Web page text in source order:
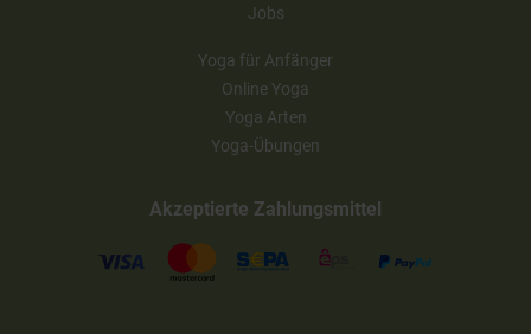
Jobs
Yoga für Anfänger
Online Yoga
Yoga Arten
Yoga-Übungen
Akzeptierte Zahlungsmittel